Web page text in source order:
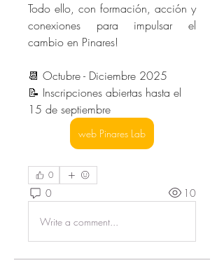
Todo ello, con formación, acción y
conexiones para impulsar el
cambio en Pinares!
📆 Octubre - Diciembre 2025
📝 Inscripciones abiertas hasta el
15 de septiembre
web Pinares Lab
0
0 10
Write a comment...